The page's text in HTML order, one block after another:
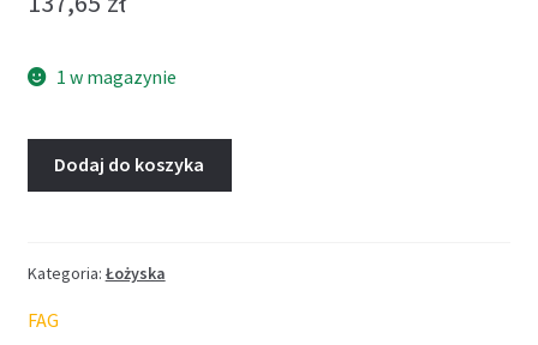
1 w magazynie
Dodaj do koszyka
Kategoria: Łożyska
FAG